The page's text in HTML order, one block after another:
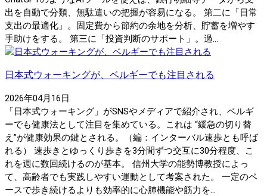
出を自動で分類、無駄遣いの把握が容易になる。 第二に「日常
支出の最適化」。固定費から節約の余地を分析、貯蓄を増やす
手助けをする。 第三に「投資判断のサポート」。過...
日本式ウォーキングが、ベルギーでも注目される
2026年04月16日
「日本式ウォーキング」がSNSやメディアで紹介され、ベルギ
ーでも健康法として注目を集めている。これは “緩急の切り替
え”が健康効果の鍵とされる。（編：インターバル速歩とも呼ば
れる） 速歩きとゆっくり歩きを3分間ずつ交互に30分程度、こ
れを週に数回続けるのが基本。 信州大学の能勢博教授によっ
て、高齢者でも実践しやすい運動として考案された。 一定のペ
ースで歩き続けるよりも効率的に心肺機能や筋力を...